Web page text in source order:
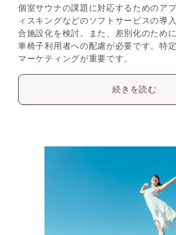
個室サウナの課題に対応するためのア
ィスキングなどのソフトサービスの導
合施設化を検討。また、差別化のため
車椅子利用者への配慮が必要です。特
マーケティングが重要です。
続きを読む